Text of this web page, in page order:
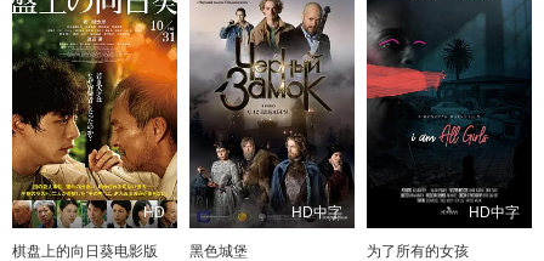
HD
棋盘上的向日葵电影版
HD中字
黑色城堡
HD中字
为了所有的女孩